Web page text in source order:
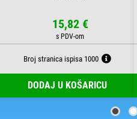
15,82 €
Broj stranica ispisa 1000
DODAJ U KOŠARICU